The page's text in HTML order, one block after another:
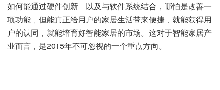
如何能通过硬件创新，以及与软件系统结合，哪怕是改善一
项功能，但能真正给用户的家居生活带来便捷，就能获得用
户的认同，就能培育好智能家居的市场。这对于智能家居产
业而言，是2015年不可忽视的一个重点方向。